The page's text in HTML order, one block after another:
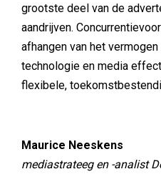
grootste deel van de
aandrijven.
afhangen van het
technologie en media
flexibele,
Maurice Neeskens
mediastrateeg en -analist